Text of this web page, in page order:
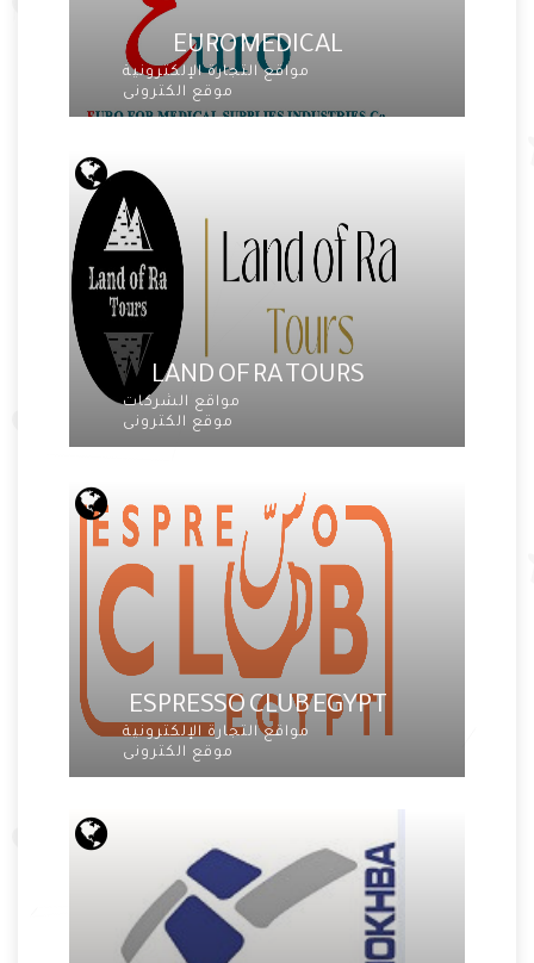
EURO MEDICAL
مواقع التجارة الإلكترونية
موقع الكترونى
LAND OF RA TOURS
مواقع الشركات
موقع الكترونى
ESPRESSO CLUB EGYPT
مواقع التجارة الإلكترونية
موقع الكترونى